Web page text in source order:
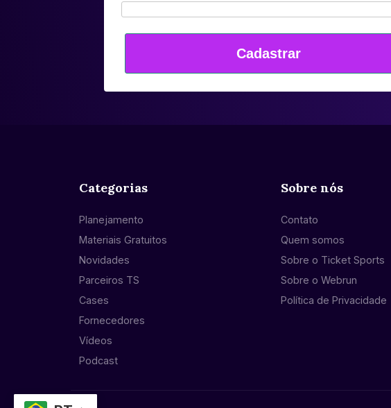
Cadastrar
Categorias
Planejamento
Materiais Gratuitos
Novidades
Parceiros TS
Cases
Fornecedores
Vídeos
Podcast
Sobre nós
Contato
Quem somos
Sobre o Ticket Sports
Sobre o Webrun
Política de Privacidade